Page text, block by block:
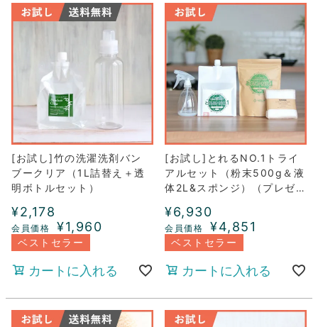
[お試し]竹の洗濯洗剤バン
ブークリア（1L詰替え＋透
明ボトルセット）
¥2,178
¥1,960
ベストセラー
カートに入れる
[お試し]とれるNO.1トライ
アルセット（粉末500g＆液
体2L&スポンジ）（プレゼン
¥6,930
¥4,851
ベストセラー
カートに入れる